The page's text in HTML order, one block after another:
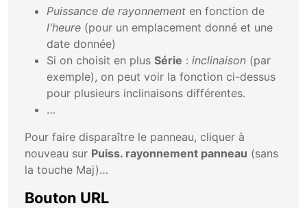
Puissance de rayonnement en fonction de
l'heure (pour un emplacement donné et une
date donnée)
Si on choisit en plus Série : inclinaison (par
exemple), on peut voir la fonction ci-dessus
pour plusieurs inclinaisons différentes.
…
Pour faire disparaître le panneau, cliquer à
nouveau sur Puiss. rayonnement panneau (sans
la touche Maj)…
Bouton URL